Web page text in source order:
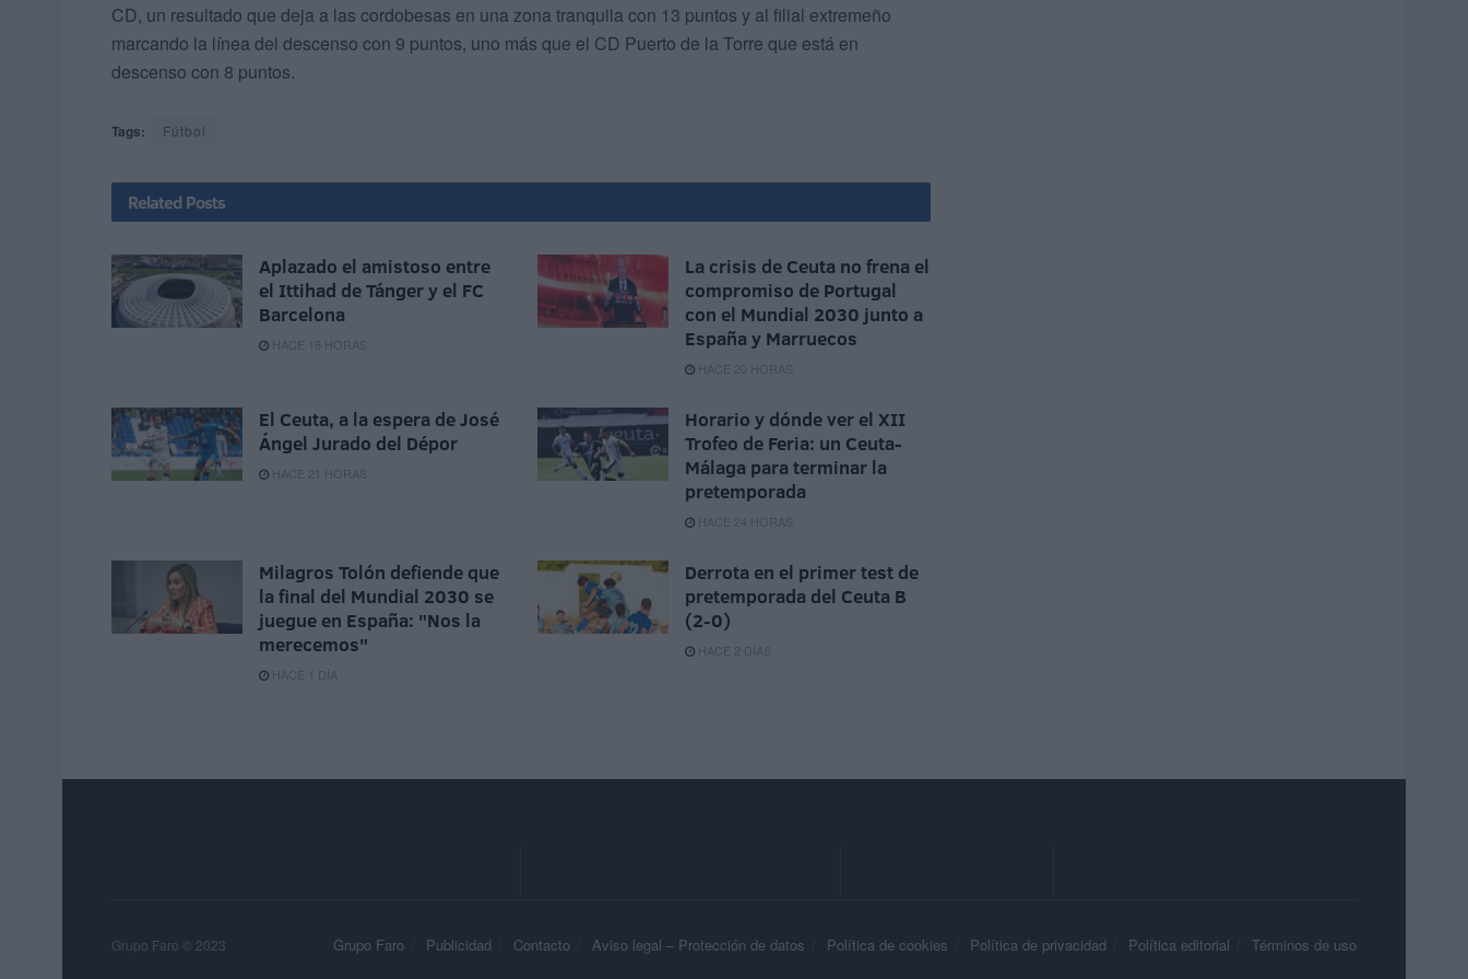
CD, un resultado que deja a las cordobesas en una zona tranquila con 13 puntos y al filial extremeño
marcando la línea del descenso con 9 puntos, uno más que el CD Puerto de la Torre que está en
descenso con 8 puntos.
Tags: Fútbol
Related Posts
Aplazado el amistoso entre
el Ittihad de Tánger y el FC
Barcelona
HACE 16 HORAS
La crisis de Ceuta no frena el
compromiso de Portugal
con el Mundial 2030 junto a
España y Marruecos
HACE 20 HORAS
El Ceuta, a la espera de José
Ángel Jurado del Dépor
HACE 21 HORAS
Horario y dónde ver el XII
Trofeo de Feria: un Ceuta-
Málaga para terminar la
pretemporada
HACE 24 HORAS
Milagros Tolón defiende que
la final del Mundial 2030 se
juegue en España: "Nos la
merecemos"
HACE 1 DÍA
Derrota en el primer test de
pretemporada del Ceuta B
(2-0)
HACE 2 DÍAS
Grupo Faro Publicidad Contacto Aviso legal – Protección de datos Política de cookies Política de privacidad Política editorial Términos de uso
Grupo Faro © 2023